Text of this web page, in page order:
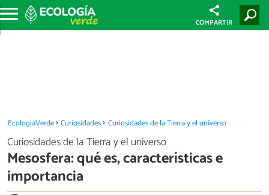
COMPARTIR
EcologíaVerde Curiosidades Curiosidades de la Tierra y el universo
Curiosidades de la Tierra y el universo
Mesosfera: qué es, características e
importancia